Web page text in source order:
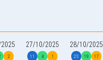
2
27/10/2025
11 4 1
28/10/2025
23 19 17